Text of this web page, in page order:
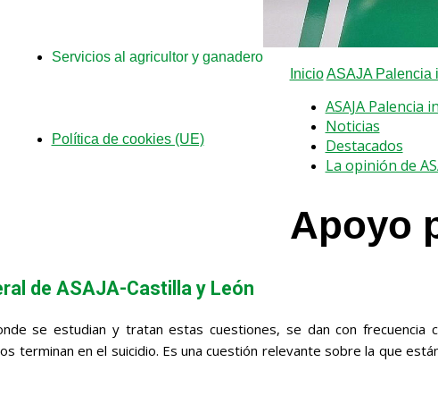
Servicios al agricultor y ganadero
Política de cookies (UE)
Inicio ASAJA Palencia
ASAJA Palencia
Noticias
Destacados
La opinión de
Apoyo
de ASAJA-Castilla y León
se estudian y tratan estas cuestiones, se dan con
terminan en el suicidio. Es una cuestión relevante sobre la que